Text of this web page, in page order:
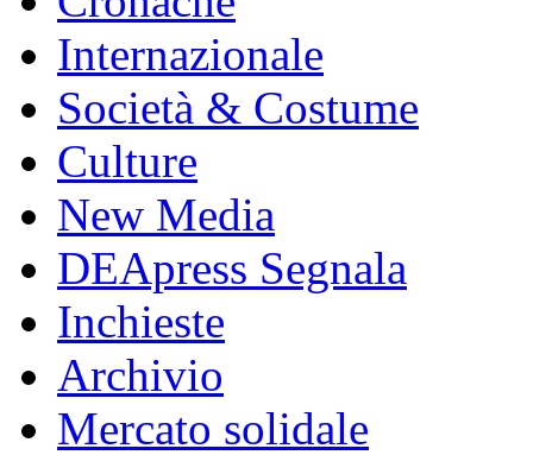
Internazionale
Società & Costume
Culture
New Media
DEApress Segnala
Inchieste
Archivio
Mercato solidale